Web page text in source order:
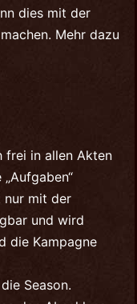
dies mit der
Mehr dazu
frei in allen Akten
nur mit der
und wird
die Kampagne
Season.